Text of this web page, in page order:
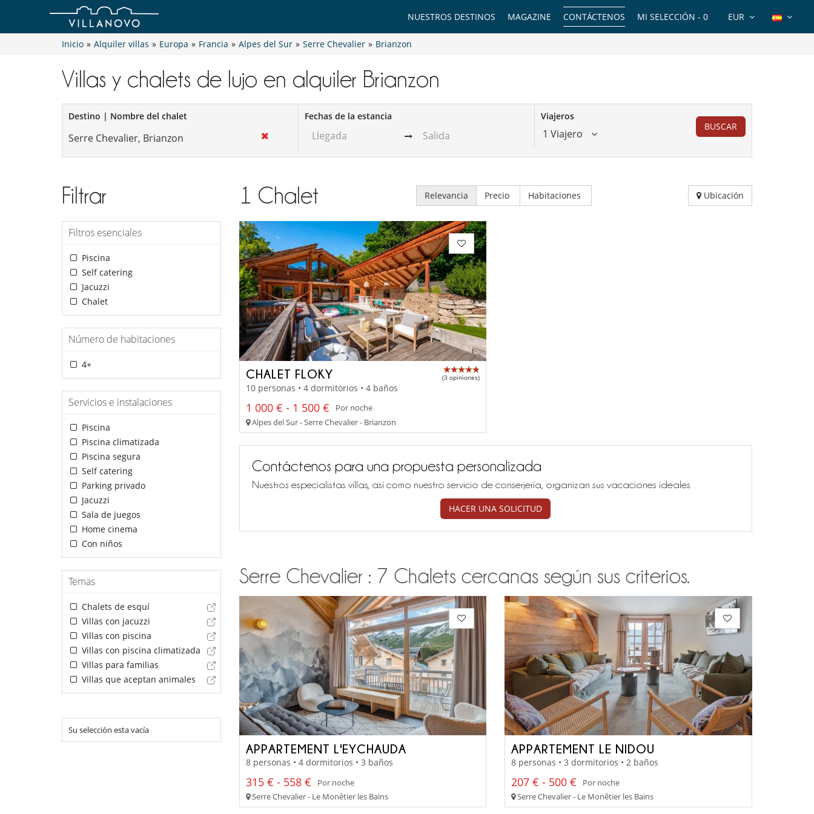
EUR
MI SELECCIÓN - 0
CONTÁCTENOS
MAGAZINE
NUESTROS DESTINOS
Inicio » Alquiler villas » Europa » Francia » Alpes del Sur » Serre Chevalier » Brianzon
Villas y chalets de lujo en alquiler​ Brianzon
Destino | Nombre del chalet Fechas de la estancia Viajeros
1 Viajero
BUSCAR
Filtrar
Filtros esenciales
Piscina
Self catering
Jacuzzi
Chalet
Número de habitaciones
4+
Servicios e instalaciones
Piscina
Piscina climatizada
Piscina segura
Self catering
Parking privado
Jacuzzi
Sala de juegos
Home cinema
Con niños
Temas
Chalets de esquí
Villas con jacuzzi
Villas con piscina
Villas con piscina climatizada
Villas para familias
Villas que aceptan animales
Su selección esta vacía
1 Chalet Relevancia Precio Habitaciones Ubicación
CHALET FLOKY (3 opiniones)
10 personas • 4 dormitorios • 4 baños
1 000 € - 1 500 €
Por noche
Alpes del Sur - Serre Chevalier - Brianzon
Contáctenos para una propuesta personalizada
Nuestros especialistas villas, así como nuestro servicio de conserjería, organizan sus vacaciones ideales
HACER UNA SOLICITUD
Serre Chevalier : 7 Chalets cercanas según sus criterios.
APPARTEMENT L'EYCHAUDA
8 personas • 4 dormitorios • 3 baños
315 € - 558 €
Por noche
Serre Chevalier - Le Monêtier les Bains
APPARTEMENT LE NIDOU
8 personas • 3 dormitorios • 2 baños
207 € - 500 €
Por noche
Serre Chevalier - Le Monêtier les Bains